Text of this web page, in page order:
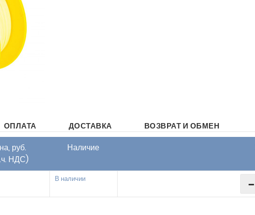
ОПЛАТА ДОСТАВКА ВОЗВРАТ И ОБМЕН
руб.
НДС)
Наличие
В наличии